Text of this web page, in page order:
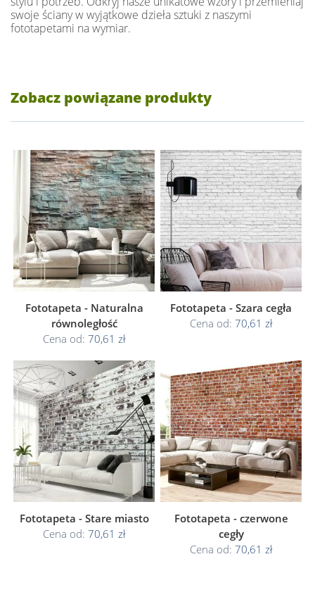
swoje ściany w wyjątkowe dzieła sztuki z naszymi
fototapetami na wymiar.
Zobacz powiązane produkty
Fototapeta - Naturalna
równoległość
Cena od: 70,61 zł
Fototapeta - Szara cegła
Cena od: 70,61 zł
Fototapeta - Stare miasto
Cena od: 70,61 zł
Fototapeta - czerwone
cegły
Cena od: 70,61 zł